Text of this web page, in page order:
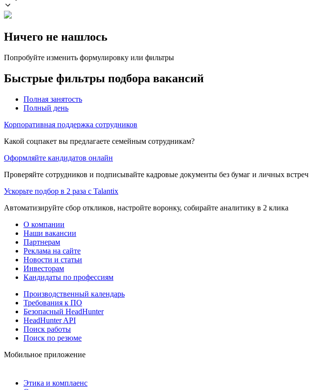
Ничего не нашлось
Попробуйте изменить формулировку или фильтры
Быстрые фильтры подбора вакансий
Полная занятость
Полный день
Корпоративная поддержка сотрудников
Какой соцпакет вы предлагаете семейным сотрудникам?
Оформляйте кандидатов онлайн
Проверяйте сотрудников и подписывайте кадровые документы без бумаг и личных встреч
Ускорьте подбор в 2 раза с Talantix
Автоматизируйте сбор откликов, настройте воронку, собирайте аналитику в 2 клика
О компании
Наши вакансии
Партнерам
Реклама на сайте
Новости и статьи
Инвесторам
Кандидаты по профессиям
Производственный календарь
Требования к ПО
Безопасный HeadHunter
HeadHunter API
Поиск работы
Поиск по резюме
Мобильное приложение
Этика и комплаенс